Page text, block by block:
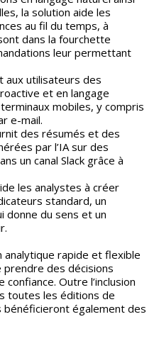
la solution aide les
au fil du temps, à
dans la fourchette
leur permettant
aux utilisateurs des
et en langage
mobiles, y compris
e-mail.
des résumés et des
par l’IA sur des
un canal Slack grâce à
les analystes à créer
standard, un
donne du sens et un
analytique rapide et flexible
des décisions
Outre l’inclusion
toutes les éditions de
bénéficieront également des